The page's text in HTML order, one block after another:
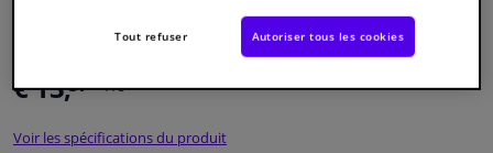
Numéro de fabrication: 181509
4054224815090
€ 13,57 TTC
Voir les spécifications du produit
Tout refuser Autoriser tous les cookies